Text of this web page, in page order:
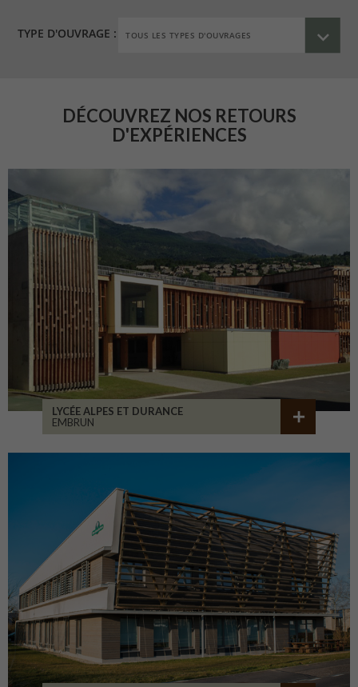
TYPE D'OUVRAGE :
DÉCOUVREZ NOS RETOURS
D'EXPÉRIENCES
LYCÉE ALPES ET DURANCE
EMBRUN